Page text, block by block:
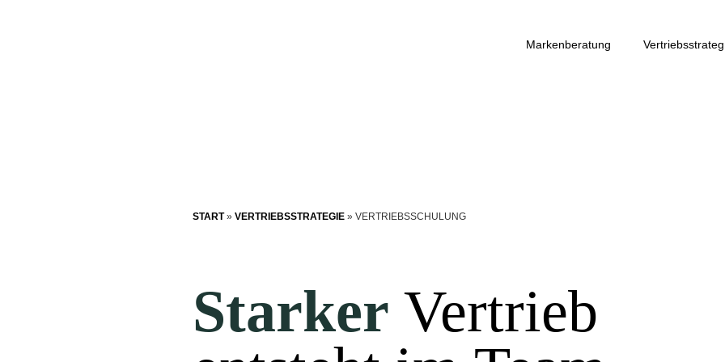
Markenberatung
START»VERTRIEBSSTRATEGIE »VERTRIEBSSCHULUNG
StarkerVertrieb